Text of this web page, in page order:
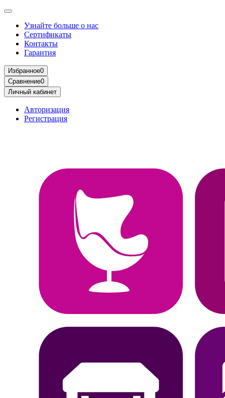
Узнайте больше о нас
Сертификаты
Контакты
Гарантия
Избранное0
Сравнение0
Личный кабинет
Авторизация
Регистрация